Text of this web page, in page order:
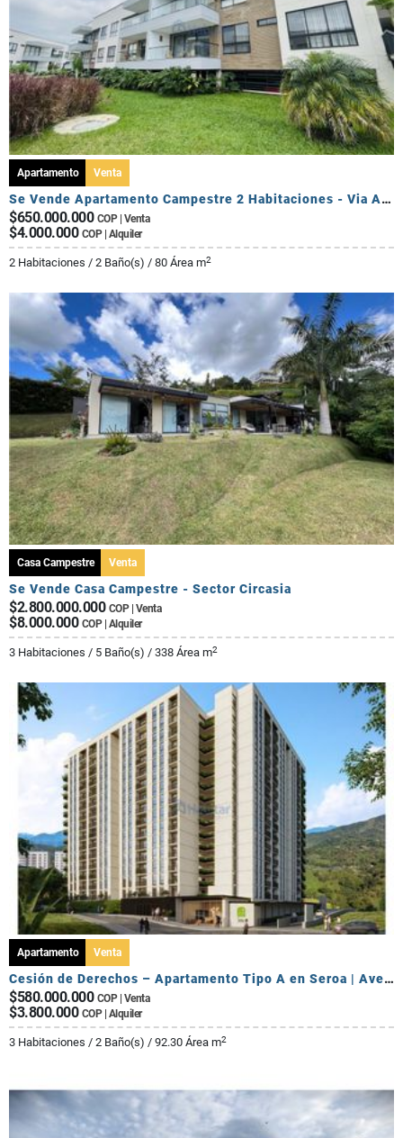
Apartamento Venta
Se Vende Apartamento Campestre 2 Habitaciones - Via Al Caimo
$650.000.000 COP | Venta
$4.000.000 COP | Alquiler
2 Habitaciones / 2 Baño(s) / 80 Área m2
Casa Campestre Venta
Se Vende Casa Campestre - Sector Circasia
$2.800.000.000 COP | Venta
$8.000.000 COP | Alquiler
3 Habitaciones / 5 Baño(s) / 338 Área m2
Apartamento Venta
Cesión de Derechos – Apartamento Tipo A en Seroa | Avenida Centenario
$580.000.000 COP | Venta
$3.800.000 COP | Alquiler
3 Habitaciones / 2 Baño(s) / 92.30 Área m2